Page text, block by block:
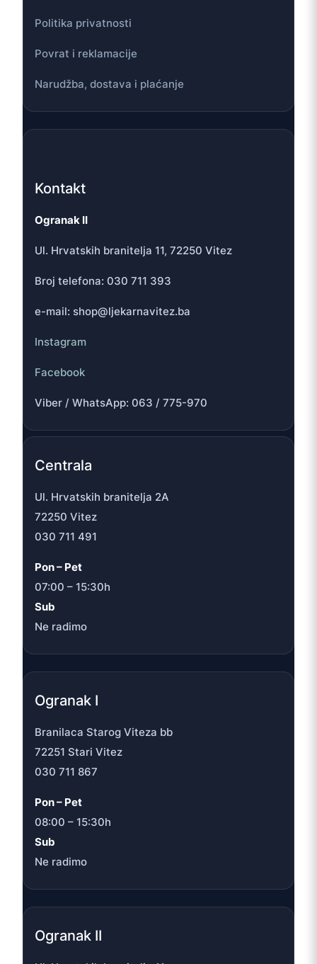
Politika privatnosti
Povrat i reklamacije
Narudžba, dostava i plaćanje
Kontakt
Ogranak II
Ul. Hrvatskih branitelja 11, 72250 Vitez
Broj telefona: 030 711 393
e-mail: shop@ljekarnavitez.ba
Instagram
Facebook
Viber / WhatsApp: 063 / 775-970
Centrala
Ul. Hrvatskih branitelja 2A
72250 Vitez
030 711 491
Pon – Pet
07:00 – 15:30h
Sub
Ne radimo
Ogranak I
Branilaca Starog Viteza bb
72251 Stari Vitez
030 711 867
Pon – Pet
08:00 – 15:30h
Sub
Ne radimo
Ogranak II